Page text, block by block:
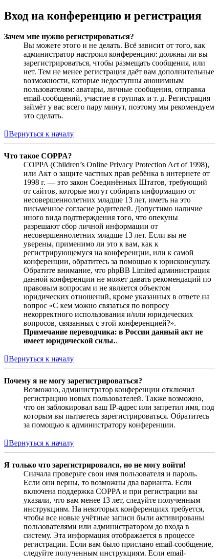
Вход на конференцию и регистрация
Зачем мне нужно регистрироваться?
Вы можете этого и не делать. Всё зависит от того, как
администратор настроил конференцию: должны ли вы
зарегистрироваться, чтобы размещать сообщения, или
нет. Тем не менее регистрация даёт вам дополнительные
возможности, которые недоступны анонимным
пользователям: аватары, личные сообщения, отправка
email-сообщений, участие в группах и т. д. Регистрация
займёт у вас всего пару минут, поэтому мы рекомендуем
это сделать.
Вернуться к началу
Что такое COPPA?
COPPA (Children’s Online Privacy Protection Act of 1998),
или Акт о защите частных прав ребёнка в интернете от
1998 г. — это закон Соединённых Штатов, требующий
от сайтов, которые могут собирать информацию от
несовершеннолетних младше 13 лет, иметь на это
письменное согласие родителей. Допустимо наличие
иного вида подтверждения того, что опекуны
разрешают сбор личной информации от
несовершеннолетних младше 13 лет. Если вы не
уверены, применимо ли это к вам, как к
регистрирующемуся на конференции, или к самой
конференции, обратитесь за помощью к юрисконсульту.
Обратите внимание, что phpBB Limited администрация
данной конференции не может давать рекомендаций по
правовым вопросам и не является объектом
юридических отношений, кроме указанных в ответе на
вопрос «С кем можно связаться по вопросу
некорректного использования и/или юридических
вопросов, связанных с этой конференцией?».
Примечание переводчика: в России данный акт не
имеет юридической силы..
Вернуться к началу
Почему я не могу зарегистрироваться?
Возможно, администратор конференции отключил
регистрацию новых пользователей. Также возможно,
что он заблокировал ваш IP-адрес или запретил имя, под
которым вы пытаетесь зарегистрироваться. Обратитесь
за помощью к администратору конференции.
Вернуться к началу
Я только что зарегистрировался, но не могу войти!
Сначала проверьте свои имя пользователя и пароль.
Если они верны, то возможны два варианта. Если
включена поддержка COPPA и при регистрации вы
указали, что вам менее 13 лет, следуйте полученным
инструкциям. На некоторых конференциях требуется,
чтобы все новые учётные записи были активированы
пользователями или администратором до входа в
систему. Эта информация отображается в процессе
регистрации. Если вам было прислано email-сообщение,
следуйте полученным инструкциям. Если email-